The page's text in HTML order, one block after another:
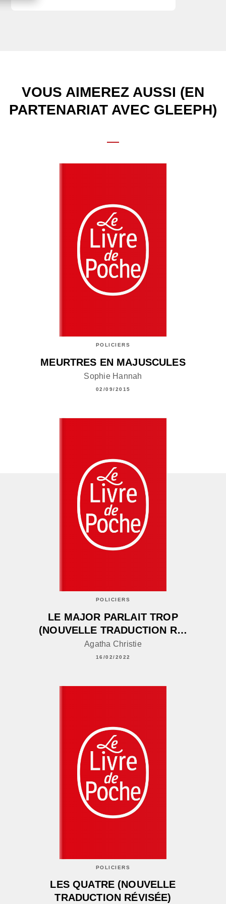
VOUS AIMEREZ AUSSI (EN
PARTENARIAT AVEC GLEEPH)
POLICIERS
MEURTRES EN MAJUSCULES
Sophie Hannah
02/09/2015
POLICIERS
LE MAJOR PARLAIT TROP
(NOUVELLE TRADUCTION R…
Agatha Christie
16/02/2022
POLICIERS
LES QUATRE (NOUVELLE
TRADUCTION RÉVISÉE)